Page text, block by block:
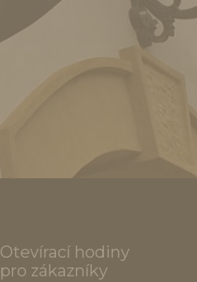
Otevírací hodiny
pro zákazníky